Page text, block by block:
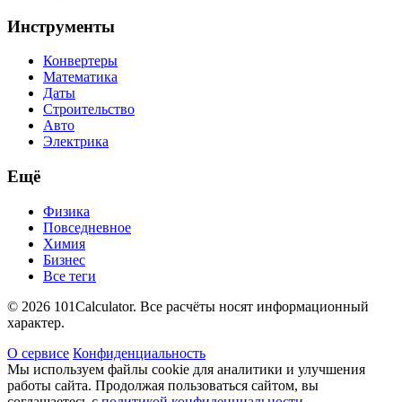
Инструменты
Конвертеры
Математика
Даты
Строительство
Авто
Электрика
Ещё
Физика
Повседневное
Химия
Бизнес
Все теги
© 2026 101Calculator. Все расчёты носят информационный
характер.
О сервисе Конфиденциальность
Мы используем файлы cookie для аналитики и улучшения
работы сайта. Продолжая пользоваться сайтом, вы